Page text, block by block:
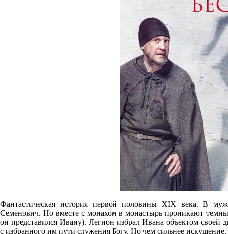
Фантастическая история первой половины XIX века. В
Семенович. Но вместе с монахом в монастырь проникают
он представился Ивану). Легион избрал Ивана объектом своей
с избранного им пути служения Богу. Но чем сильнее